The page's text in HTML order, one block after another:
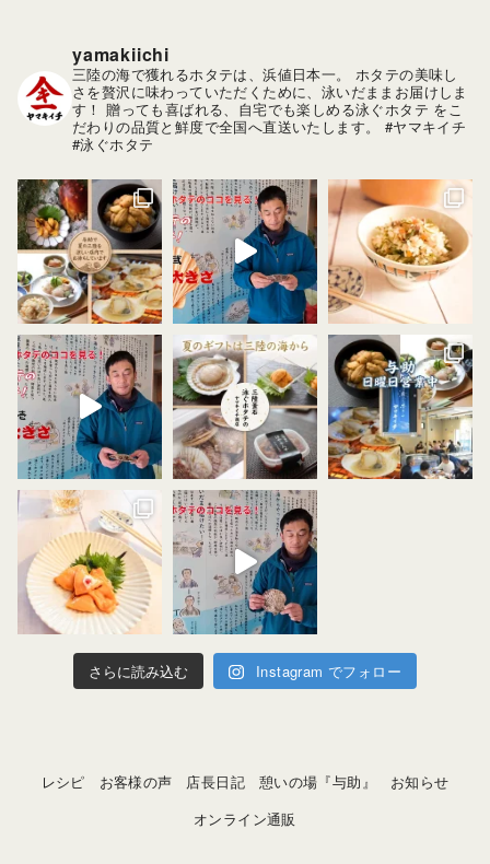
yamakiichi
三陸の海で獲れるホタテは、浜値日本一。
ホタテの美味し
さを贅沢に味わっていただくために、泳いだままお届けしま
す！ 贈っても喜ばれる、自宅でも楽しめる泳ぐホタテ をこ
だわりの品質と鮮度で全国へ直送いたします。
#ヤマキイチ
#泳ぐホタテ
さらに読み込む Instagram でフォロー
レシピ お客様の声 店長日記 憩いの場『与助』
お知らせ
オンライン通販